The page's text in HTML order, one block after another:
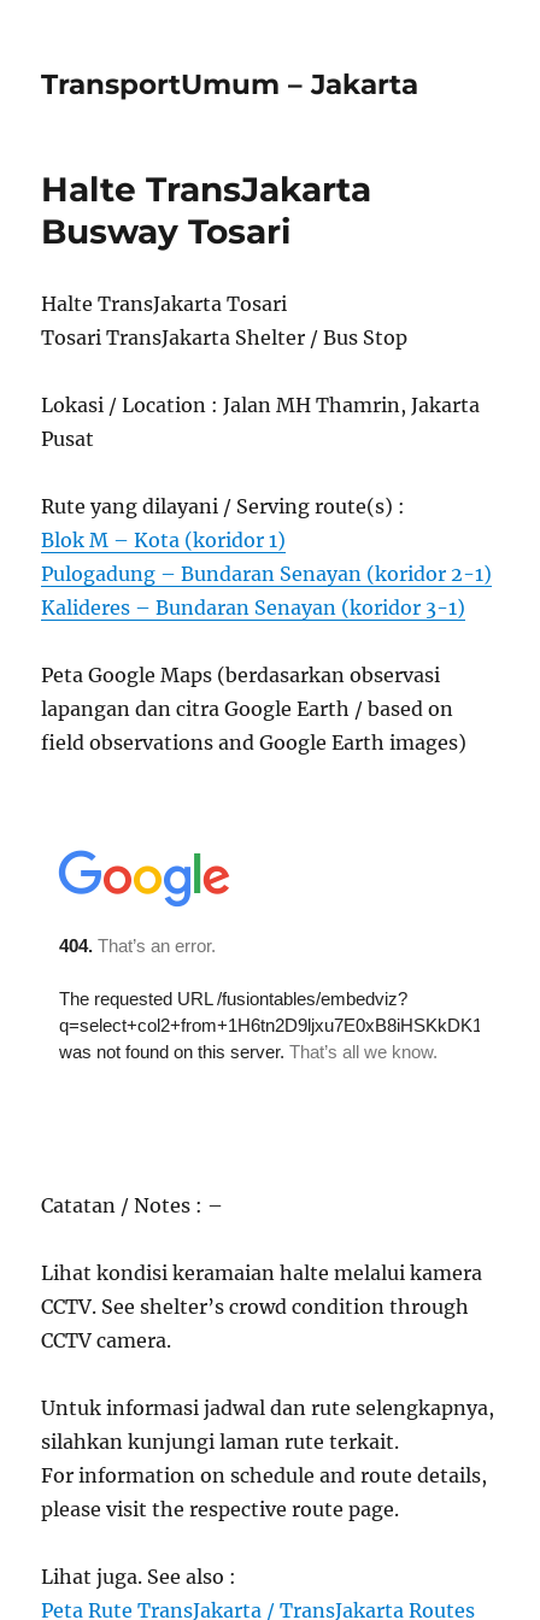
TransportUmum – Jakarta
Halte TransJakarta
Busway Tosari
Halte TransJakarta Tosari
Tosari TransJakarta Shelter / Bus Stop
Lokasi / Location : Jalan MH Thamrin, Jakarta
Pusat
Rute yang dilayani / Serving route(s) :
Blok M – Kota (koridor 1)
Pulogadung – Bundaran Senayan (koridor 2-1)
Kalideres – Bundaran Senayan (koridor 3-1)
Peta Google Maps (berdasarkan observasi
lapangan dan citra Google Earth / based on
field observations and Google Earth images)
Catatan / Notes : –
Lihat kondisi keramaian halte melalui kamera
CCTV. See shelter’s crowd condition through
CCTV camera.
Untuk informasi jadwal dan rute selengkapnya,
silahkan kunjungi laman rute terkait.
For information on schedule and route details,
please visit the respective route page.
Lihat juga. See also :
Peta Rute TransJakarta / TransJakarta Routes